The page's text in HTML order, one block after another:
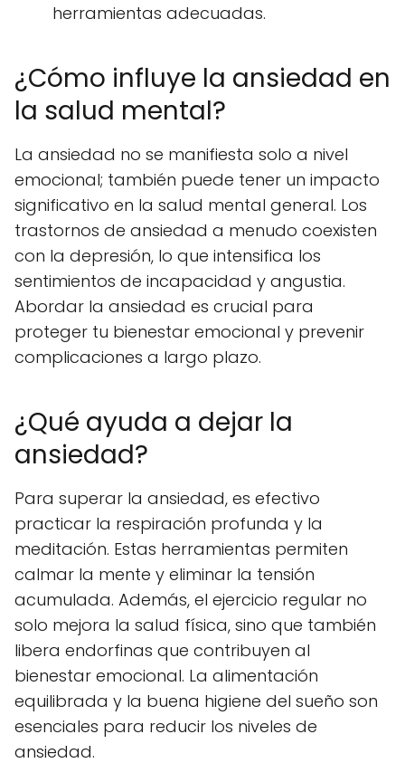
herramientas adecuadas.
¿Cómo influye la ansiedad en
la salud mental?
La ansiedad no se manifiesta solo a nivel
emocional; también puede tener un impacto
significativo en la salud mental general. Los
trastornos de ansiedad a menudo coexisten
con la depresión, lo que intensifica los
sentimientos de incapacidad y angustia.
Abordar la ansiedad es crucial para
proteger tu bienestar emocional y prevenir
complicaciones a largo plazo.
¿Qué ayuda a dejar la
ansiedad?
Para superar la ansiedad, es efectivo
practicar la respiración profunda y la
meditación. Estas herramientas permiten
calmar la mente y eliminar la tensión
acumulada. Además, el ejercicio regular no
solo mejora la salud física, sino que también
libera endorfinas que contribuyen al
bienestar emocional. La alimentación
equilibrada y la buena higiene del sueño son
esenciales para reducir los niveles de
ansiedad.